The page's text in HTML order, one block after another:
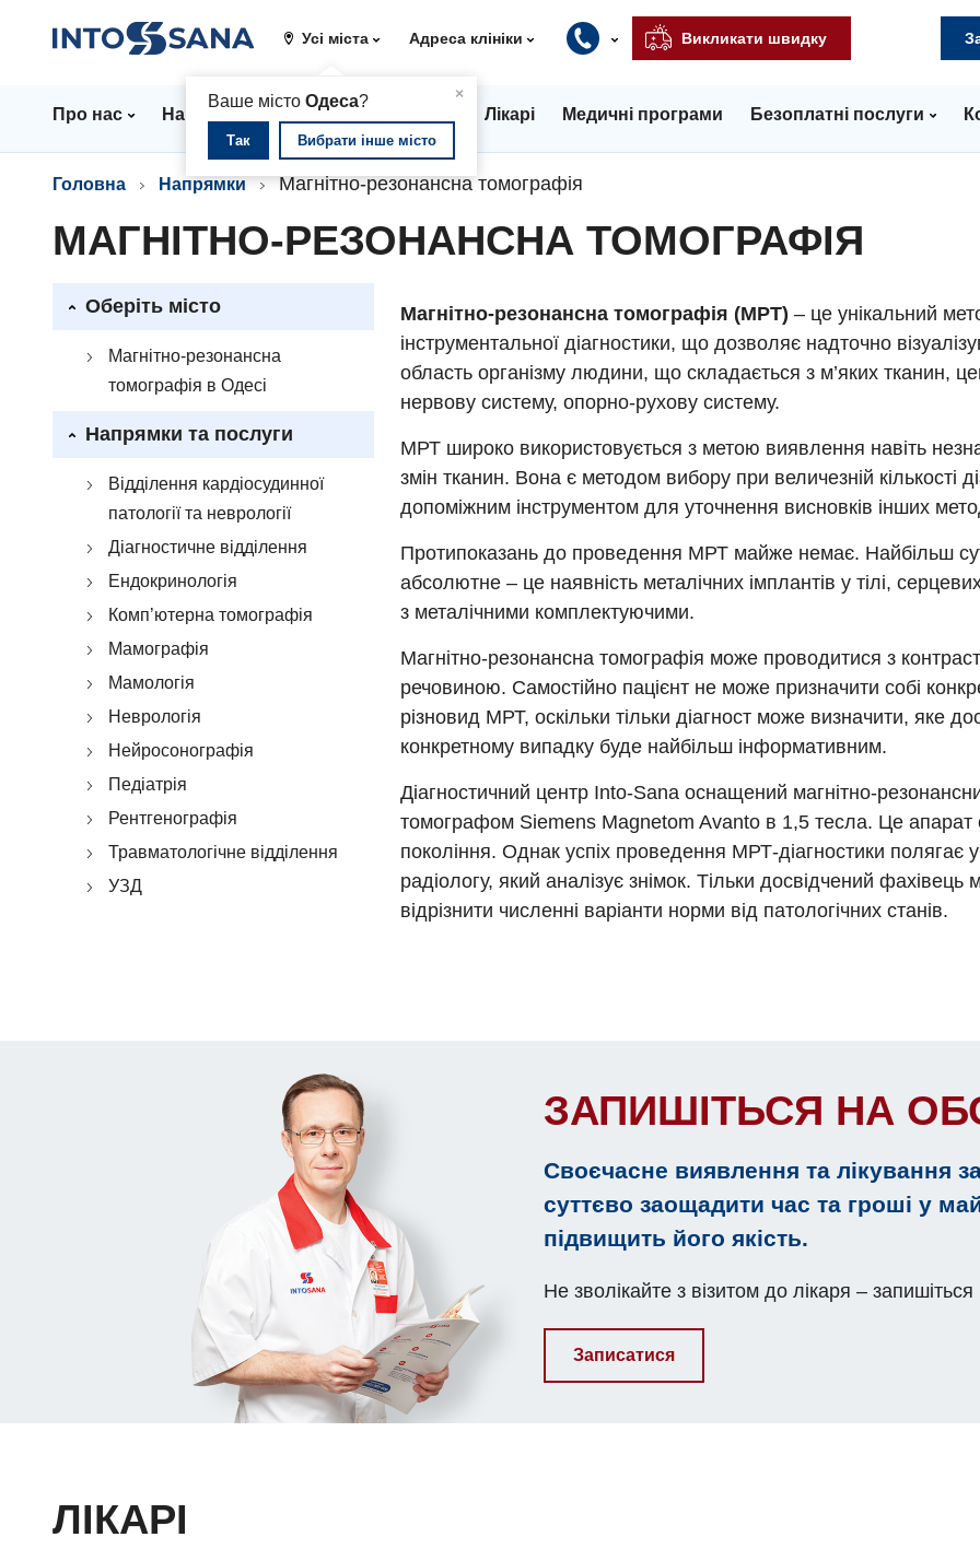
Усі міста
×
Ваше місто Одеса?
Так Вибрати інше місто
Адреса клініки Викликати швидку
Про нас Напрямки Стаціонар Лікарі Медичні програми Безоплатні послуги
Головна Напрямки Магнітно-резонансна томографія
МАГНІТНО-РЕЗОНАНСНА ТОМОГРАФІЯ
Оберіть місто
Магнітно-резонансна
томографія в Одесі
Напрямки та послуги
Відділення кардіосудинної
патології та неврології
Діагностичне відділення
Ендокринологія
Комп’ютерна томографія
Мамографія
Мамологія
Неврологія
Нейросонографія
Педіатрія
Рентгенографія
Травматологічне відділення
УЗД
Магнітно-резонансна томографія (МРТ) – це унікальний
інструментальної діагностики, що дозволяє надточно
область організму людини, що складається з м’яких тканин,
нервову систему, опорно-рухову систему.
МРТ широко використовується з метою виявлення навіть
змін тканин. Вона є методом вибору при величезній кількості
допоміжним інструментом для уточнення висновків інших
Протипоказань до проведення МРТ майже немає. Найбільш
абсолютне – це наявність металічних імплантів у тілі,
з металічними комплектуючими.
Магнітно-резонансна томографія може проводитися з
речовиною. Самостійно пацієнт не може призначити собі
різновид МРТ, оскільки тільки діагност може визначити, яке
конкретному випадку буде найбільш інформативним.
Діагностичний центр Into-Sana оснащений магнітно-
томографом Siemens Magnetom Avanto в 1,5 тесла. Це апарат
покоління. Однак успіх проведення МРТ-діагностики полягає у
радіологу, який аналізує знімок. Тільки досвідчений фахівець
відрізнити численні варіанти норми від патологічних станів.
ЗАПИШІТЬСЯ НА
Своєчасне виявлення та лікування
суттєво заощадити час та гроші у
підвищить його якість.
Не зволікайте з візитом до лікаря –
Записатися
ЛІКАРІ